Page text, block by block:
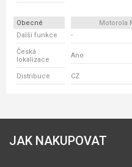
Obecné Motorola
Další funkce
-
Česká
lokalizace
Ano
Distribuce CZ
JAK NAKUPOVAT